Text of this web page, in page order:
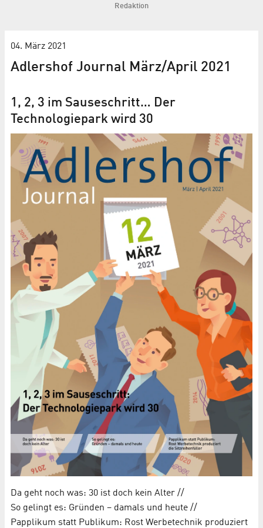
Redaktion
04. März 2021
Adlershof Journal März/April 2021
1, 2, 3 im Sauseschritt… Der
Technologiepark wird 30
Da geht noch was: 30 ist doch kein Alter //
So gelingt es: Gründen – damals und heute //
Papplikum statt Publikum: Rost Werbetechnik produziert